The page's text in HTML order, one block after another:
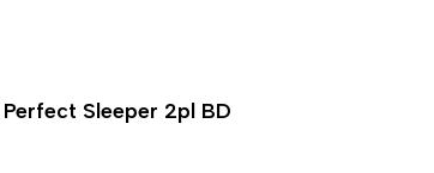
Sleeper 2pl BD